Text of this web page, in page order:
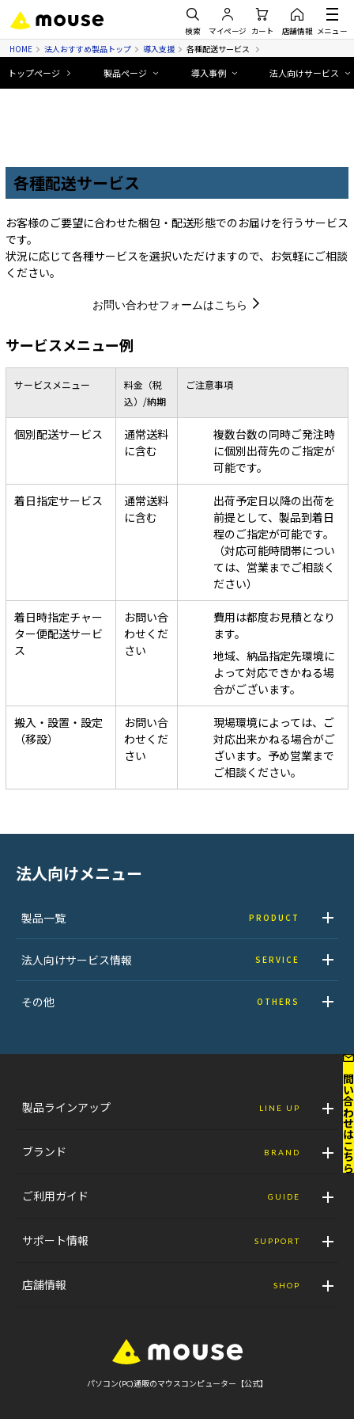
検索 マイページ カート 店舗情報 メニュー
HOME 法人おすすめ製品トップ 導入支援 各種配送サービス
トップページ 製品ページ 導入事例 法人向けサービス
各種配送サービス
お客様のご要望に合わせた梱包・配送形態でのお届けを行うサービス
です。
状況に応じて各種サービスを選択いただけますので、お気軽にご相談
ください。
お問い合わせフォームはこちら
サービスメニュー例
サービスメニュー 料金 （税
込） /納期
ご注意事項
個別配送サービス
通常送料
に含む
複数台数の同時ご発注時
に個別出荷先のご指定が
可能です。
着日指定サービス
通常送料
に含む
出荷予定日以降の出荷を
前提として、製品到着日
程のご指定が可能です。
（対応可能時間帯につい
ては、営業までご相談く
ださい）
着日時指定チャー
ター便配送サービ
ス
お問い合
わせくだ
さい
費用は都度お見積となり
ます。
地域、納品指定先環境に
よって対応できかねる場
合がございます。
搬入・設置・設定
（移設）
お問い合
わせくだ
さい
現場環境によっては、ご
対応出来かねる場合がご
ざいます。予め営業まで
ご相談ください。
法人向けメニュー
製品一覧 PRODUCT
法人向けサービス情報 SERVICE
その他 OTHERS
お問い合
製品ラインアップ LINE UP
ブランド BRAND
ご利用ガイド GUIDE
サポート情報 SUPPORT
店舗情報 SHOP
パソコン(PC)通販のマウスコンピューター【公式】